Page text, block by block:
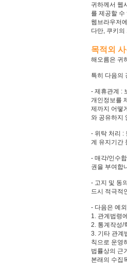
귀하께서 웹
를 제공할
웹브라우저
다만, 쿠키
목적외
해오름은 귀
특히 다음의
- 제휴관계 :
개인정보를
제까지 어떻
와 공유하지
- 위탁 처리 :
계 유지기간
- 매각/인수
권을 부여합
- 고지 및 동
드시 적극적
- 다음은 예
1. 관계법령
2. 통계작성/
3. 기타 관계
칙으로 운영
법률상의 근
본래의 수집